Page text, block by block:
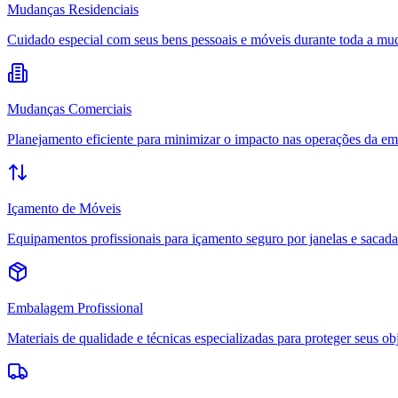
Mudanças Residenciais
Cuidado especial com seus bens pessoais e móveis durante toda a
Mudanças Comerciais
Planejamento eficiente para minimizar o impacto nas operações da
Içamento de Móveis
Equipamentos profissionais para içamento seguro por janelas e
Embalagem Profissional
Materiais de qualidade e técnicas especializadas para proteger seus